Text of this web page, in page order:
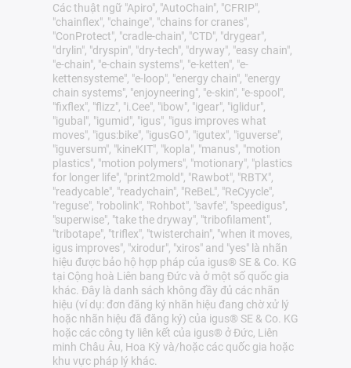
Các thuật ngữ "Apiro", "AutoChain", "CFRIP",
"chainflex", "chainge", "chains for cranes",
"ConProtect", "cradle-chain", "CTD", "drygear",
"drylin", "dryspin", "dry-tech", "dryway", "easy chain",
"e-chain", "e-chain systems", "e-ketten", "e-
kettensysteme", "e-loop", "energy chain", "energy
chain systems", "enjoyneering", "e-skin", "e-spool",
"fixflex", "flizz", "i.Cee", "ibow", "igear", "iglidur",
"igubal", "igumid", "igus", "igus improves what
moves", "igus:bike", "igusGO", "igutex", "iguverse",
"iguversum", "kineKIT", "kopla", "manus", "motion
plastics", "motion polymers", "motionary", "plastics
for longer life", "print2mold", "Rawbot", "RBTX",
"readycable", "readychain", "ReBeL", "ReCyycle",
"reguse", "robolink", "Rohbot", "savfe", "speedigus",
"superwise", "take the dryway", "tribofilament",
"tribotape", "triflex", "twisterchain", "when it moves,
igus improves", "xirodur", "xiros" and "yes" là nhãn
hiệu được bảo hộ hợp pháp của igus® SE & Co. KG
tại Cộng hoà Liên bang Đức và ở một số quốc gia
khác. Đây là danh sách không đầy đủ các nhãn
hiệu (ví dụ: đơn đăng ký nhãn hiệu đang chờ xử lý
hoặc nhãn hiệu đã đăng ký) của igus® SE & Co. KG
hoặc các công ty liên kết của igus® ở Đức, Liên
minh Châu Âu, Hoa Kỳ và/hoặc các quốc gia hoặc
khu vực pháp lý khác.